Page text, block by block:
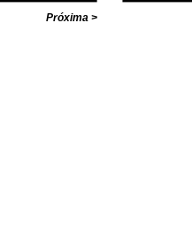
Próxima >